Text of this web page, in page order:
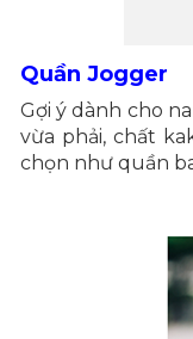
Quần Jogger
Gợi ý dành cho
vừa phải, chất
chọn như quần